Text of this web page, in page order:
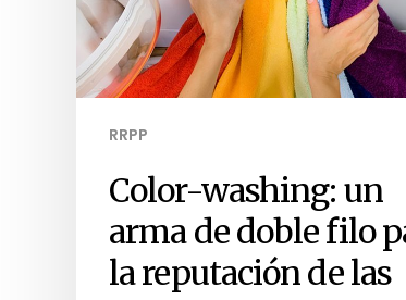
RRPP
Color-washing: un
arma de doble filo
la reputación de las